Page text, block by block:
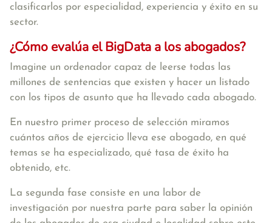
clasificarlos por especialidad, experiencia y éxito en su
sector.
¿Cómo evalúa el BigData a los abogados?
Imagine un ordenador capaz de leerse todas las
millones de sentencias que existen y hacer un listado
con los tipos de asunto que ha llevado cada abogado.
En nuestro primer proceso de selección miramos
cuántos años de ejercicio lleva ese abogado, en qué
temas se ha especializado, qué tasa de éxito ha
obtenido, etc.
La segunda fase consiste en una labor de
investigación por nuestra parte para saber la opinión